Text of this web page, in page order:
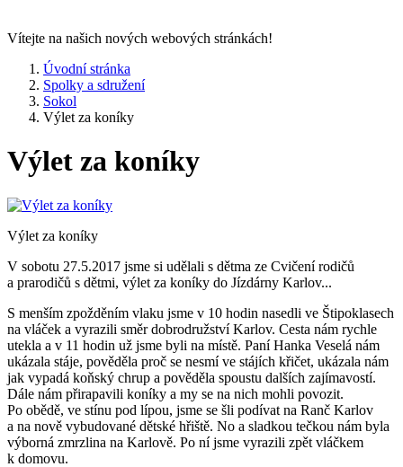
Vítejte na našich nových webových stránkách!
Úvodní stránka
Spolky a sdružení
Sokol
Výlet za koníky
Výlet za koníky
Výlet za koníky
V sobotu 27.5.2017 jsme si udělali s dětma ze Cvičení rodičů
a prarodičů s dětmi, výlet za koníky do Jízdárny Karlov...
S menším zpožděním vlaku jsme v 10 hodin nasedli ve Štipoklasech
na vláček a vyrazili směr dobrodružství Karlov. Cesta nám rychle
utekla a v 11 hodin už jsme byli na místě. Paní Hanka Veselá nám
ukázala stáje, pověděla proč se nesmí ve stájích křičet, ukázala nám
jak vypadá koňský chrup a pověděla spoustu dalších zajímavostí.
Dále nám přirapavili koníky a my se na nich mohli povozit.
Po obědě, ve stínu pod lípou, jsme se šli podívat na Ranč Karlov
a na nově vybudované dětské hřiště. No a sladkou tečkou nám byla
výborná zmrzlina na Karlově. Po ní jsme vyrazili zpět vláčkem
k domovu.